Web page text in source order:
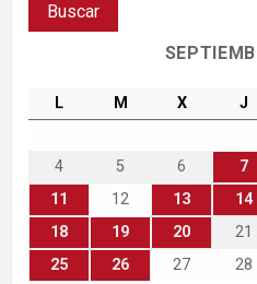
L M X J
4
5 6 7
11
12 13 14
18
19 20 21
25
26 27 28